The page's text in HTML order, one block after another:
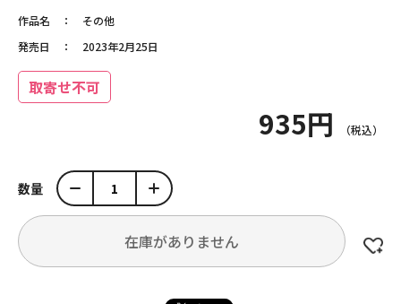
作品名
その他
発売日
2023年2月25日
取寄せ不可
935円
数量
在庫がありません